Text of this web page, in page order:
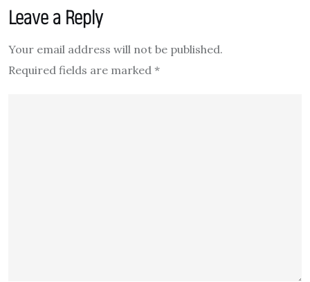
Leave a Reply
Your email address will not be published.
Required fields are marked *